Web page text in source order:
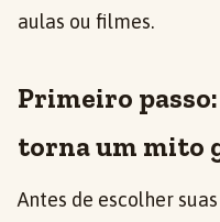
aulas ou filmes.
Primeiro
torna um mito
Antes de escolher